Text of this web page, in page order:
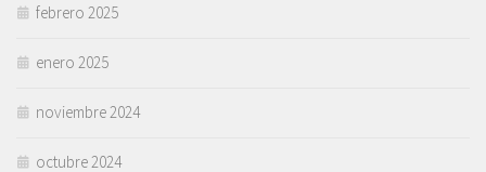
febrero 2025
enero 2025
noviembre 2024
octubre 2024